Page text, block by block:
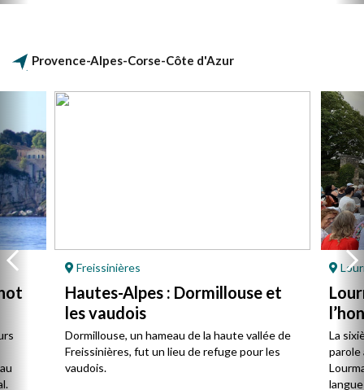
Provence-Alpes-Corse-Côte d'Azur
Freissinières
Hautes-Alpes : Dormillouse et
les vaudois
Dormillouse, un hameau de la haute vallée de
Freissinières, fut un lieu de refuge pour les
vaudois.
La
parole
langue